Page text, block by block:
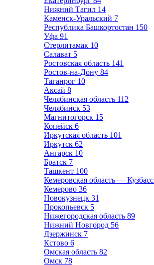
Нижний Тагил 14
Каменск-Уральский 7
Республика Башкортостан 150
Уфа 91
Стерлитамак 10
Салават 5
Ростовская область 141
Ростов-на-Дону 84
Таганрог 10
Аксай 8
Челябинская область 112
Челябинск 53
Магнитогорск 15
Копейск 6
Иркутская область 101
Иркутск 62
Ангарск 10
Братск 7
Ташкент 100
Кемеровская область — Кузбасс
Кемерово 36
Новокузнецк 31
Прокопьевск 5
Нижегородская область 89
Нижний Новгород 56
Дзержинск 7
Кстово 6
Омская область 82
Омск 78